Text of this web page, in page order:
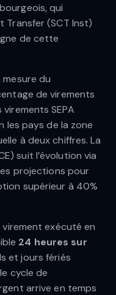
qui
Transfer (SCT Inst)
de cette
du
de virements
SEPA
les pays de la zone
à deux chiffres. La
suit l’évolution via
projections pour
supérieur à 40%
exécuté en
24 heures sur
et jours fériés
cycle de
arrive en temps